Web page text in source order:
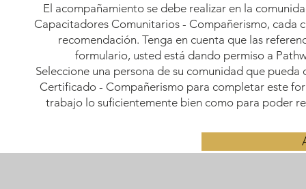
El acompañamiento se debe realizar en la
Capacitadores Comunitarios - Compañerismo,
recomendación. Tenga en cuenta que las
formulario, usted está dando permiso a
Seleccione una persona de su comunidad que
Certificado - Compañerismo para completar este
trabajo lo suficientemente bien como para poder